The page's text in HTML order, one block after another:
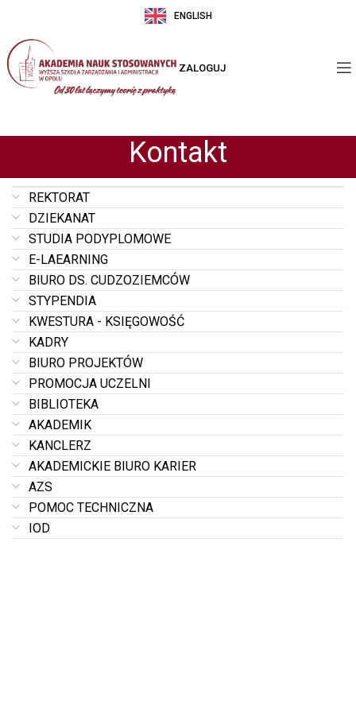
ENGLISH
ZALOGUJ
Kontakt
REKTORAT
DZIEKANAT
STUDIA PODYPLOMOWE
E-LAEARNING
BIURO DS. CUDZOZIEMCÓW
STYPENDIA
KWESTURA - KSIĘGOWOŚĆ
KADRY
BIURO PROJEKTÓW
PROMOCJA UCZELNI
BIBLIOTEKA
AKADEMIK
KANCLERZ
AKADEMICKIE BIURO KARIER
AZS
POMOC TECHNICZNA
IOD